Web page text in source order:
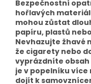
Bezpečnostní
hořlavých
mohou zůstat
papíru, plastů
Nevhazujte žhavé
že cigarety nebo
vyprázdníte obsah
je v popelníku více
dojít k